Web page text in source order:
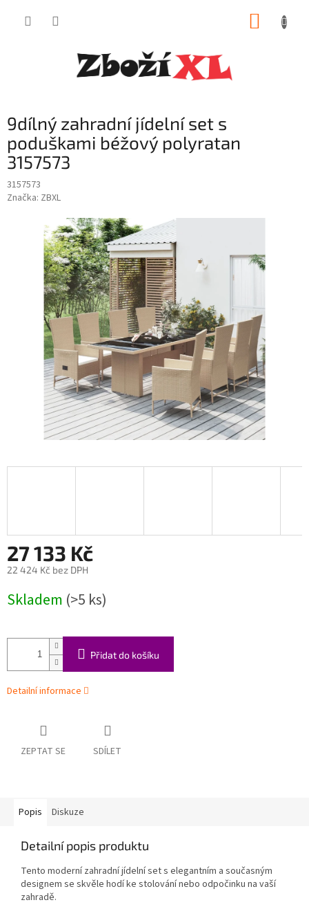
9dílný zahradní jídelní set s
poduškami béžový polyratan
3157573
3157573
Značka: ZBXL
27 133 Kč
22 424 Kč bez DPH
cena:
Skladem (>5 ks)
Přidat do košíku
Detailní informace
ZEPTAT SE SDÍLET
Popis Diskuze
Detailní popis produktu
Tento moderní zahradní jídelní set s elegantním a současným
designem se skvěle hodí ke stolování nebo odpočinku na vaší
zahradě.